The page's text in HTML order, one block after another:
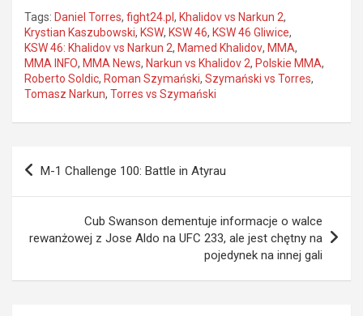
Tags: Daniel Torres, fight24.pl , Khalidov vs Narkun 2,
Krystian Kaszubowski, KSW, KSW 46, KSW 46 Gliwice,
KSW 46: Khalidov vs Narkun 2, Mamed Khalidov, MMA,
MMA INFO, MMA News, Narkun vs Khalidov 2, Polskie MMA,
Roberto Soldic, Roman Szymański, Szymański vs Torres,
Tomasz Narkun, Torres vs Szymański
Nawigacja
M-1 Challenge 100: Battle in Atyrau
Cub Swanson dementuje informacje o walce
rewanżowej z Jose Aldo na UFC 233, ale jest chętny na
pojedynek na innej gali